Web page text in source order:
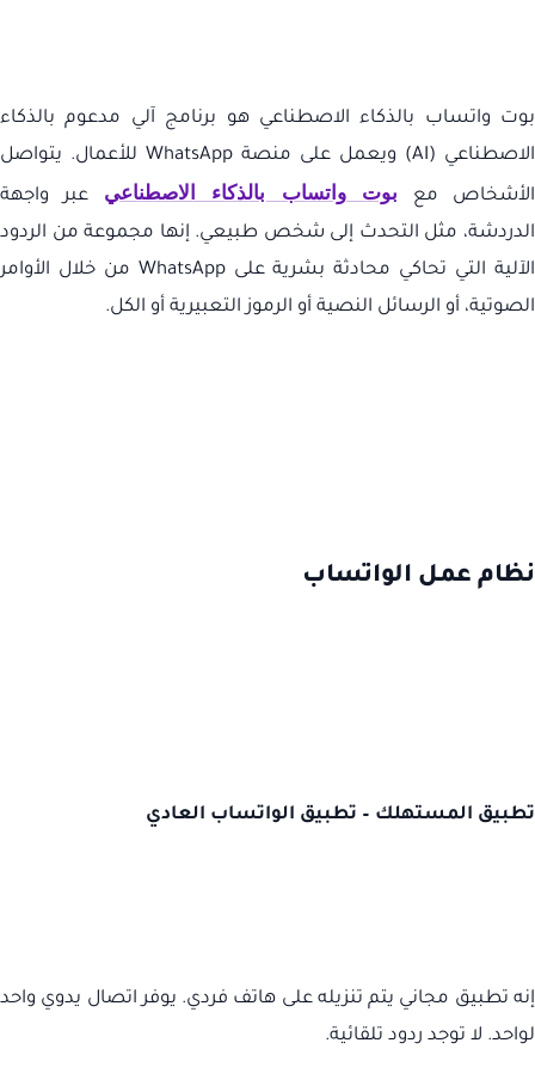
بوت واتساب بالذكاء الاصطناعي هو برنامج آلي مدعوم بالذكاء
الاصطناعي (AI) ويعمل على منصة WhatsApp للأعمال. يتواصل
الأشخاص مع بوت واتساب بالذكاء الاصطناعي عبر واجهة
الدردشة، مثل التحدث إلى شخص طبيعي. إنها مجموعة من الردود
الآلية التي تحاكي محادثة بشرية علىWhatsApp من خلال الأوامر
الصوتية، أو الرسائل النصية أو الرموز التعبيرية أو الكل.
نظام عمل الواتساب
تطبيق المستهلك – تطبيق الواتساب العادي
إنه تطبيق مجاني يتم تنزيله على هاتف فردي. يوفر اتصال يدوي واحد
لواحد. لا توجد ردود تلقائية.